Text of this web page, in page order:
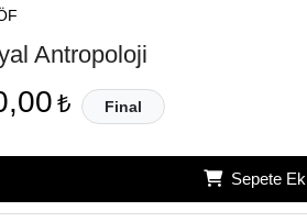
Antropoloji
₺ Final
Sepete